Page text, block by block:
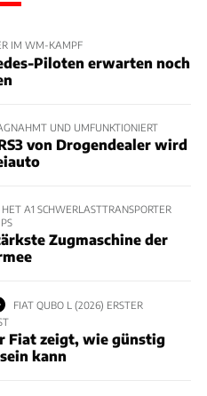
IM WM-KAMPF
Piloten erwarten noch
UND UMFUNKTIONIERT
von Drogendealer wird
HET A1 SCHWERLASTTRANSPORTER
Zugmaschine der
FIAT QUBO L (2026) ERSTER
Fiat zeigt, wie günstig
kann